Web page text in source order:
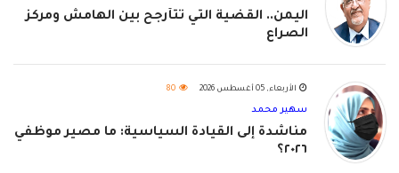
اليمن.. القضية التي تتأرجح بين الهامش ومركز
الصراع
الأربعاء, 05 أغسطس 2026 80
سهير محمد
مناشدة إلى القيادة السياسية: ما مصير موظفي
٢٠٢٦؟